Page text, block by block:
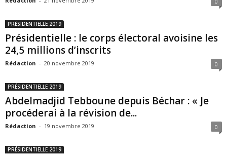
PRÉSIDENTIELLE 2019
Présidentielle : le corps électoral avoisine les
24,5 millions d’inscrits
Rédaction - 20 novembre 2019 0
PRÉSIDENTIELLE 2019
Abdelmadjid Tebboune depuis Béchar : « Je
procéderai à la révision de...
Rédaction - 19 novembre 2019 0
PRÉSIDENTIELLE 2019